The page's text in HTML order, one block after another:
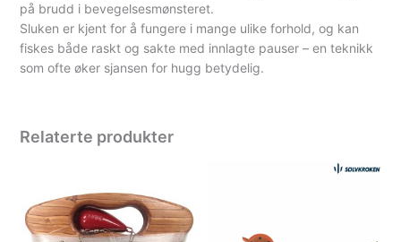
på brudd i bevegelsesmønsteret.
Sluken er kjent for å fungere i mange ulike forhold, og kan
fiskes både raskt og sakte med innlagte pauser – en teknikk
som ofte øker sjansen for hugg betydelig.
Relaterte produkter